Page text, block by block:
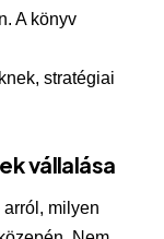
A könyv
stratégiai
vállalása
milyen